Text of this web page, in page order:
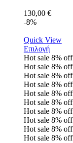
130,00 €
-8%
Quick View
Επιλογή
Hot sale 8% off
Hot sale 8% off
Hot sale 8% off
Hot sale 8% off
Hot sale 8% off
Hot sale 8% off
Hot sale 8% off
Hot sale 8% off
Hot sale 8% off
Hot sale 8% off